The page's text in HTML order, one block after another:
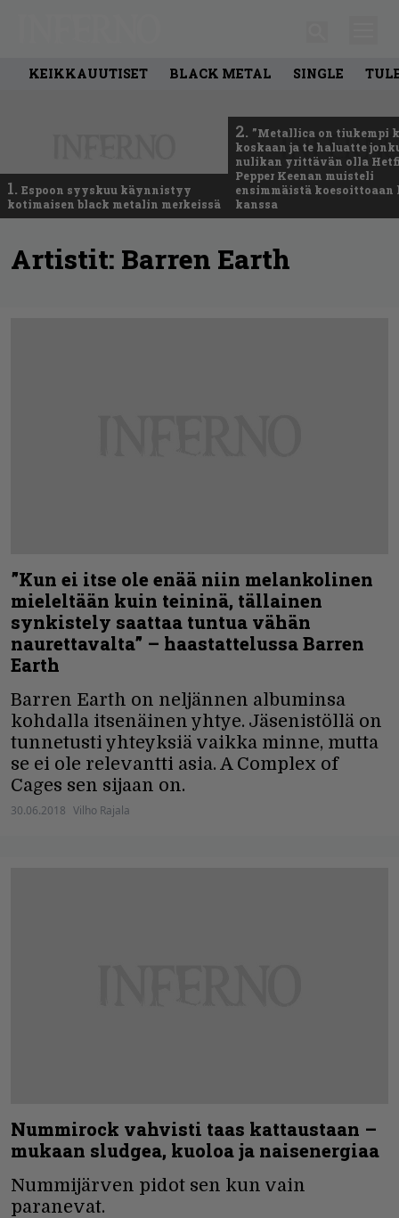
KEIKKAUUTISET BLACK METAL SINGLE
1. Espoon syyskuu käynnistyy
kotimaisen black metalin merkeissä
2. ”Metallica on tiukempi
koskaan ja te haluatte
nulikan yrittävän olla
Pepper Keenan muisteli
ensimmäistä
kanssa
Artistit: Barren Earth
”Kun ei itse ole enää niin melankolinen
mieleltään kuin teininä, tällainen
synkistely saattaa tuntua vähän
naurettavalta” – haastattelussa Barren
Earth
Barren Earth on neljännen albuminsa
kohdalla itsenäinen yhtye. Jäsenistöllä on
tunnetusti yhteyksiä vaikka minne, mutta
se ei ole relevantti asia. A Complex of
Cages sen sijaan on.
30.06.2018 Vilho Rajala
Nummirock vahvisti taas kattaustaan –
mukaan sludgea, kuoloa ja naisenergiaa
Nummijärven pidot sen kun vain
paranevat.